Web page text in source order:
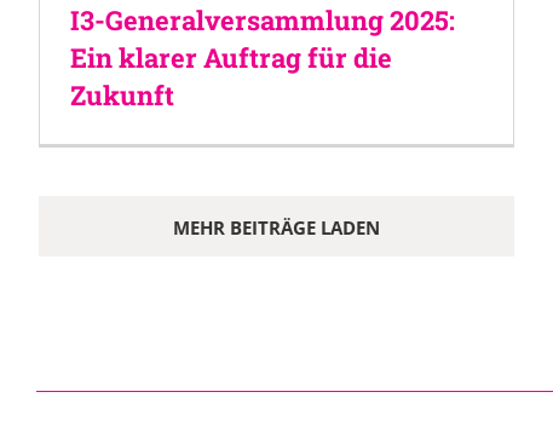
I3-Generalversammlung 2025:
Ein klarer Auftrag für die
Zukunft
MEHR BEITRÄGE LADEN